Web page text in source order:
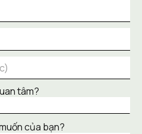
tâm?
của bạn?